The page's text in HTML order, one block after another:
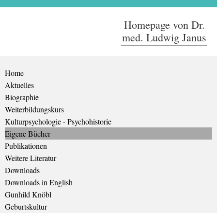
Homepage von Dr.
med. Ludwig Janus
Home
Aktuelles
Biographie
Weiterbildungskurs
Kulturpsychologie - Psychohistorie
Eigene Bücher
Publikationen
Weitere Literatur
Downloads
Downloads in English
Gunhild Knöbl
Geburtskultur